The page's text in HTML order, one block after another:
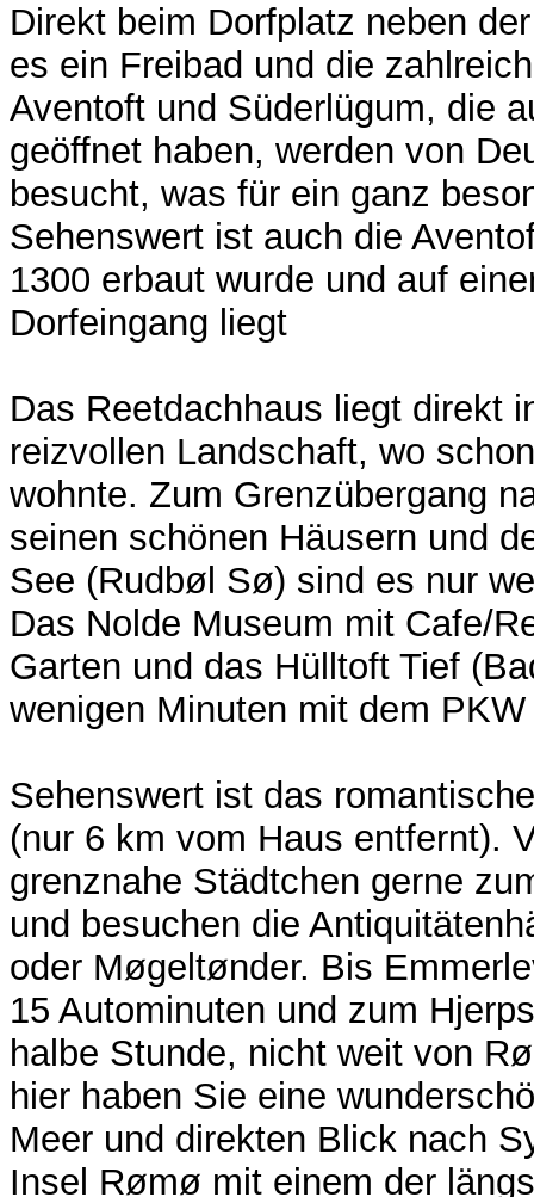
Direkt beim Dorfplatz neben
es ein Freibad und die
Aventoft und Süderlügum, die
geöffnet haben, werden von
besucht, was für ein ganz
Sehenswert ist auch die
1300 erbaut wurde und auf
Dorfeingang liegt
Das Reetdachhaus liegt direkt
reizvollen Landschaft, wo
wohnte. Zum Grenzübergang
seinen schönen Häusern und
See (Rudbøl Sø) sind es nur
Das Nolde Museum mit Cafe/
Garten und das Hülltoft Tief
wenigen Minuten mit dem
Sehenswert ist das
(nur 6 km vom Haus entfernt).
grenznahe Städtchen gerne
und besuchen die
oder Møgeltønder. Bis
15 Autominuten und zum
halbe Stunde, nicht weit von
hier haben Sie eine
Meer und direkten Blick nach
Insel Rømø mit einem der